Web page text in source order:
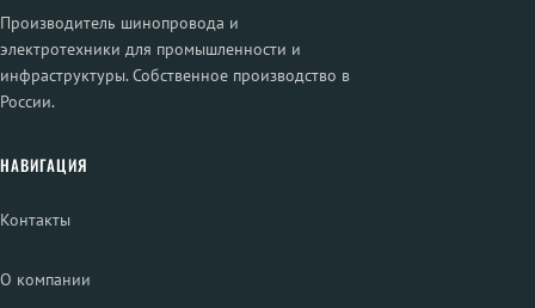
Производитель шинопровода и
электротехники для промышленности и
инфраструктуры. Собственное производство в
России.
НАВИГАЦИЯ
Контакты
О компании